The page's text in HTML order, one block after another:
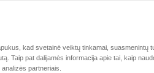
kad svetainė veiktų tinkamai, suasmenintų
Taip pat dalijamės informacija apie tai, kaip
partneriais.